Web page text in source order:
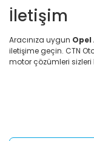
İletişim
Aracınıza uygun Opel
iletişime geçin. CTN
motor çözümleri sizleri